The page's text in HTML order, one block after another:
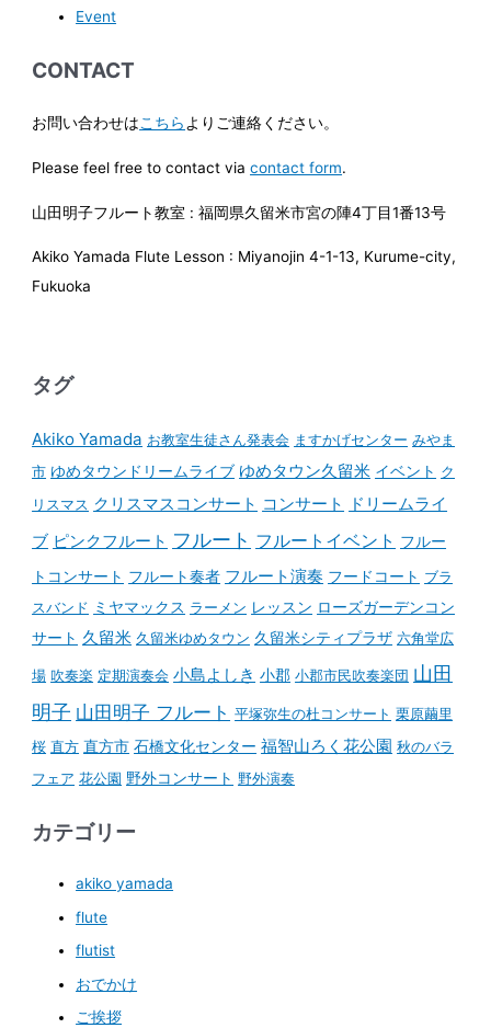
Event
CONTACT
お問い合わせはこちらよりご連絡ください。
Please feel free to contact viacontact form.
山田明子フルート教室 : 福岡県久留米市宮の陣4丁目1番13号
Akiko Yamada Flute Lesson : Miyanojin 4-1-13, Kurume-city,
Fukuoka
タグ
Akiko Yamada お教室生徒さん発表会 ますかげセンター みやま
市 ゆめタウンドリームライブ ゆめタウン久留米 イベント ク
リスマス クリスマスコンサート コンサート
ドリームライ
ブ ピンクフルート フルート フルートイベント フルー
トコンサート フルート奏者 フルート演奏 フードコート ブラ
スバンド ミヤマックス ラーメン レッスン ローズガーデンコン
サート 久留米 久留米ゆめタウン 久留米シティプラザ 六角堂広
場 吹奏楽 定期演奏会 小島よしき 小郡 小郡市民吹奏楽団 山田
明子 山田明子 フルート 平塚弥生の杜コンサート 栗原繭里
桜 直方 直方市 石橋文化センター 福智山ろく花公園 秋のバラ
フェア 花公園 野外コンサート 野外演奏
カテゴリー
akiko yamada
flute
flutist
おでかけ
ご挨拶